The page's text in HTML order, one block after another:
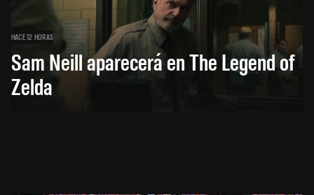
HACE 12 HORAS
Sam Neill aparecerá en The Legend of
Zelda